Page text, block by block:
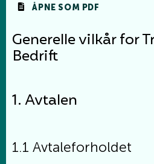
ÅPNE SOM PDF
Generelle vilkår for
Bedrift
1. Avtalen
1.1 Avtaleforholdet